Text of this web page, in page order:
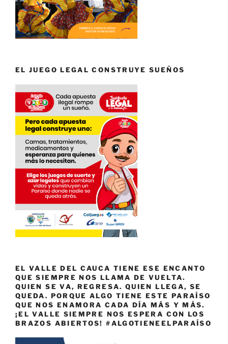
EL JUEGO LEGAL CONSTRUYE SUEÑOS
EL VALLE DEL CAUCA TIENE ESE ENCANTO
QUE SIEMPRE NOS LLAMA DE VUELTA.
QUIEN SE VA, REGRESA. QUIEN LLEGA, SE
QUEDA. PORQUE ALGO TIENE ESTE PARAÍSO
QUE NOS ENAMORA CADA DÍA MÁS Y MÁS.
¡EL VALLE SIEMPRE NOS ESPERA CON LOS
BRAZOS ABIERTOS! #ALGOTIENEELPARAÍSO